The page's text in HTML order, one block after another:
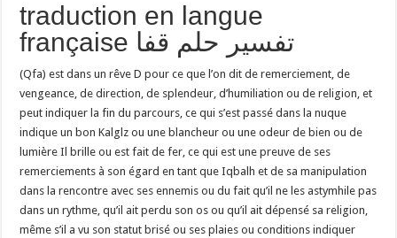
traduction en langue
française تفسير حلم قفا
(Qfa) est dans un rêve D pour ce que l’on dit de remerciement, de
vengeance, de direction, de splendeur, d’humiliation ou de religion, et
peut indiquer la fin du parcours, ce qui s’est passé dans la nuque
indique un bon Kalglz ou une blancheur ou une odeur de bien ou de
lumière Il brille ou est fait de fer, ce qui est une preuve de ses
remerciements à son égard en tant que Iqbalh et de sa manipulation
dans la rencontre avec ses ennemis ou du fait qu’il ne les astymhile pas
dans un rythme, qu’il ait perdu son os ou qu’il ait dépensé sa religion,
même s’il a vu son statut brisé ou ses plaies ou conditions indiquer